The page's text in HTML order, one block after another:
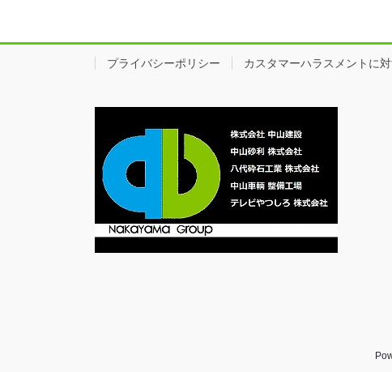
プライバシーポリシー カスタマーハラスメントに